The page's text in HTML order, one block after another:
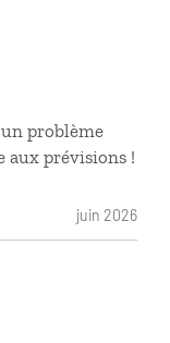
problème
aux prévisions !
juin 2026